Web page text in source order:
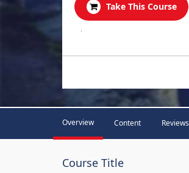
Take This Course
.
Overview Content Reviews
Course Title